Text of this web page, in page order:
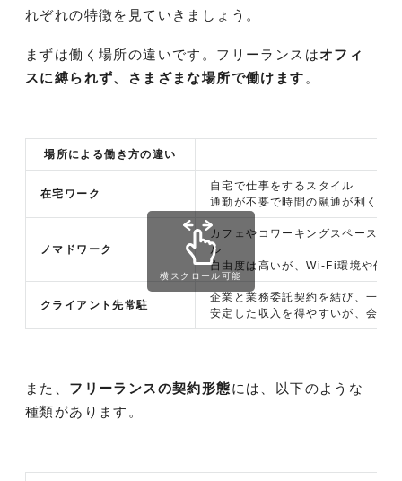
れぞれの特徴を見ていきましょう。
まずは働く場所の違いです。フリーランスはオフィ
スに縛られず、さまざまな場所で働けます 。
場所による働き方の違い
在宅ワーク
自宅で仕事をするスタイル
通勤が不要で時間の融通が利くが
ノマドワーク
カフェやコワーキングスペース、
ル
自由度は高いが、Wi-Fi環境や作業
クライアント先常駐
企業と業務委託契約を結び、一定
安定した収入を得やすいが、会社
横スクロール可能
また、 フリーランスの契約形態には、以下のような
種類があります。